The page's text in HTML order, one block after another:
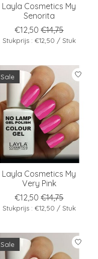
Layla Cosmetics My
Senorita
€12,50 €14,75
Stukprijs : €12,50 / Stuk
Sale
Layla Cosmetics My
Very Pink
€12,50 €14,75
Stukprijs : €12,50 / Stuk
Sale